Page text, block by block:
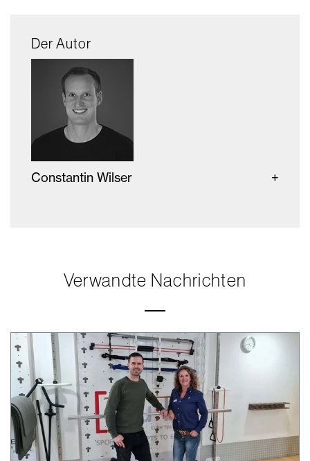
Der Autor
Constantin Wilser
Verwandte Nachrichten